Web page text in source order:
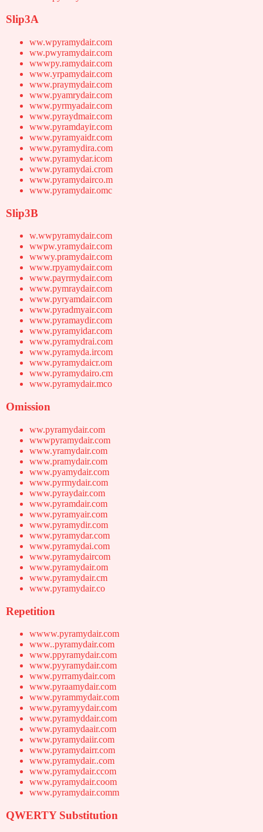
Slip3A
ww.wpyramydair.com
ww.pwyramydair.com
wwwpy.ramydair.com
www.yrpamydair.com
www.praymydair.com
www.pyamrydair.com
www.pyrmyadair.com
www.pyraydmair.com
www.pyramdayir.com
www.pyramyaidr.com
www.pyramydira.com
www.pyramydar.icom
www.pyramydai.crom
www.pyramydairco.m
www.pyramydair.omc
Slip3B
w.wwpyramydair.com
wwpw.yramydair.com
wwwy.pramydair.com
www.rpyamydair.com
www.payrmydair.com
www.pymraydair.com
www.pyryamdair.com
www.pyradmyair.com
www.pyramaydir.com
www.pyramyidar.com
www.pyramydrai.com
www.pyramyda.ircom
www.pyramydaicr.om
www.pyramydairo.cm
www.pyramydair.mco
Omission
ww.pyramydair.com
wwwpyramydair.com
www.yramydair.com
www.pramydair.com
www.pyamydair.com
www.pyrmydair.com
www.pyraydair.com
www.pyramdair.com
www.pyramyair.com
www.pyramydir.com
www.pyramydar.com
www.pyramydai.com
www.pyramydaircom
www.pyramydair.om
www.pyramydair.cm
www.pyramydair.co
Repetition
wwww.pyramydair.com
www..pyramydair.com
www.ppyramydair.com
www.pyyramydair.com
www.pyrramydair.com
www.pyraamydair.com
www.pyrammydair.com
www.pyramyydair.com
www.pyramyddair.com
www.pyramydaair.com
www.pyramydaiir.com
www.pyramydairr.com
www.pyramydair..com
www.pyramydair.ccom
www.pyramydair.coom
www.pyramydair.comm
QWERTY Substitution